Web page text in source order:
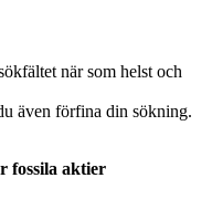
när som helst och
även förfina din sökning.
fossila aktier